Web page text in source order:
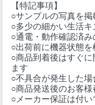
【特記事項】
○サンプルの写真を
○多少の細かい生活
○通電・動作確認済
○出荷前に機器状態
○商品到着後はすぐ
ます
○不具合が発生した
○商品発送後のお客
○メーカー保証は付い